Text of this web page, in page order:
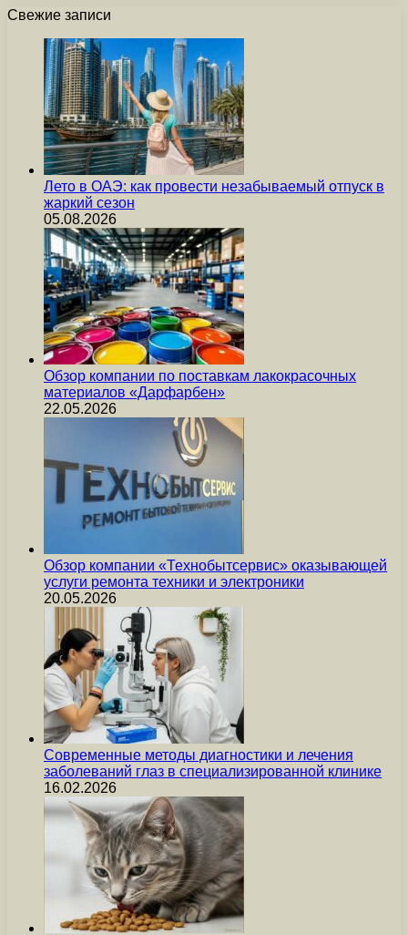
Свежие записи
Лето в ОАЭ: как провести незабываемый отпуск в
жаркий сезон
05.08.2026
Обзор компании по поставкам лакокрасочных
материалов «Дарфарбен»
22.05.2026
Обзор компании «Технобытсервис» оказывающей
услуги ремонта техники и электроники
20.05.2026
Современные методы диагностики и лечения
заболеваний глаз в специализированной клинике
16.02.2026